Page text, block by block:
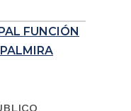
FUNCIÓN